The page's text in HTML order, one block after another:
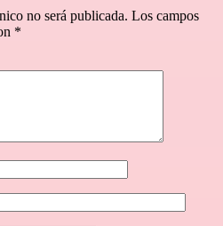
no será publicada. Los campos
*